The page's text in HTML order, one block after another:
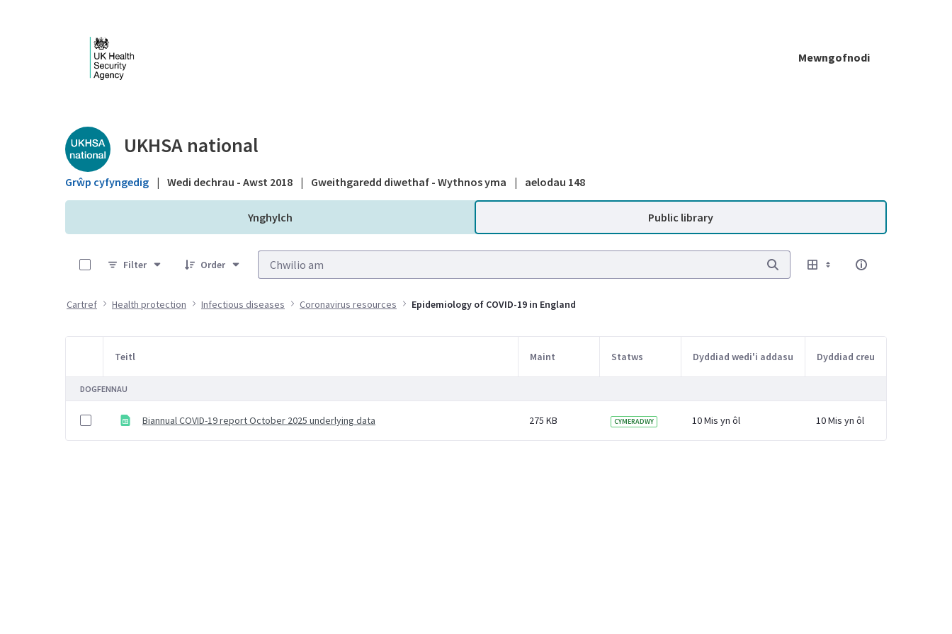
Mewngofnodi
Public library - UKHSA national
UKHSA national
Grŵp cyfyngedig | Wedi dechrau - Awst 2018 | Gweithgaredd diwethaf - Wythnos yma | aelodau 148
Ynghylch Public library
Filter
Order
Cartref Health protection Infectious diseases Coronavirus resources Epidemiology of COVID-19 in England
Item Selection
Teitl Maint Statws Dyddiad wedi'i addasu Dyddiad creu
DOGFENNAU
Biannual COVID-19 report October 2025 underlying data 275 KB CYMERADWY 10 Mis yn ôl 10 Mis yn ôl